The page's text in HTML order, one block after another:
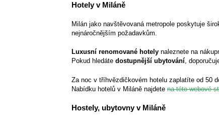
Hotely v Miláně
Milán jako navštěvovaná metropole poskytuje
nejnáročnějším požadavkům.
Luxusní renomované hotely naleznete na
Pokud hledáte dostupnější ubytování,
Za noc v tříhvězdičkovém hotelu zaplatíte od 50
Nabídku hotelů v Miláně najdete na této webové
Hostely, ubytovny v Miláně